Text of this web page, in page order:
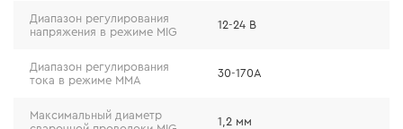
позволяет работать в запыленных местах с
Диапазон регулирования
напряжения в режиме MIG
12-24 В
Диапазон регулирования
тока в режиме ММА
30-170А
Максимальный диаметр
1,2 мм